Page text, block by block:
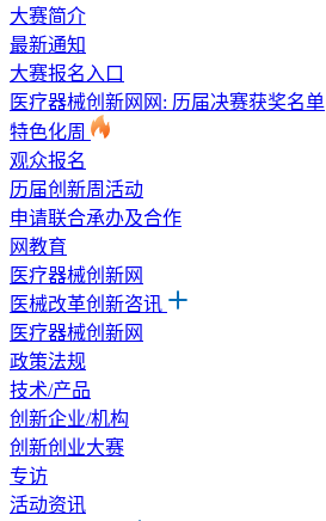
大赛简介
最新通知
大赛报名入口
医疗器械创新网网: 历届决赛获奖名单
特色化周
观众报名
历届创新周活动
申请联合承办及合作
网教育
医疗器械创新网
医械改革创新咨讯
医疗器械创新网
政策法规
技术/产品
创新企业/机构
创新创业大赛
专访
活动资讯